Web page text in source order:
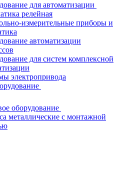
для автоматизации
релейная
измерительные приборы и
автоматизации
для систем комплексной
электропривода
оборудование
металлические с монтажной